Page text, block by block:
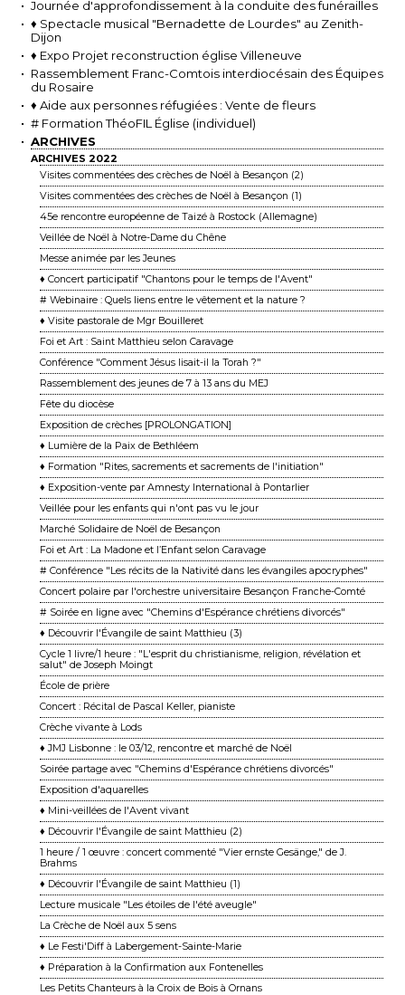
Journée d'approfondissement à la conduite des funérailles
♦ Spectacle musical "Bernadette de Lourdes" au Zenith-
Dijon
♦ Expo Projet reconstruction église Villeneuve
Rassemblement Franc-Comtois interdiocésain des Équipes
du Rosaire
♦ Aide aux personnes réfugiées : Vente de fleurs
# Formation ThéoFIL Église (individuel)
ARCHIVES
ARCHIVES 2022
Visites commentées des crèches de Noël à Besançon (2)
Visites commentées des crèches de Noël à Besançon (1)
45e rencontre européenne de Taizé à Rostock (Allemagne)
Veillée de Noël à Notre-Dame du Chêne
Messe animée par les Jeunes
♦ Concert participatif "Chantons pour le temps de l'Avent"
# Webinaire : Quels liens entre le vêtement et la nature ?
♦ Visite pastorale de Mgr Bouilleret
Foi et Art : Saint Matthieu selon Caravage
Conférence "Comment Jésus lisait-il la Torah ?"
Rassemblement des jeunes de 7 à 13 ans du MEJ
Fête du diocèse
Exposition de crèches [PROLONGATION]
♦ Lumière de la Paix de Bethléem
♦ Formation "Rites, sacrements et sacrements de l'initiation"
♦ Exposition-vente par Amnesty International à Pontarlier
Veillée pour les enfants qui n'ont pas vu le jour
Marché Solidaire de Noël de Besançon
Foi et Art : La Madone et l’Enfant selon Caravage
# Conférence "Les récits de la Nativité dans les évangiles apocryphes"
Concert polaire par l'orchestre universitaire Besançon Franche-Comté
# Soirée en ligne avec "Chemins d'Espérance chrétiens divorcés"
♦ Découvrir l'Évangile de saint Matthieu (3)
Cycle 1 livre/1 heure : "L'esprit du christianisme, religion, révélation et
salut" de Joseph Moingt
École de prière
Concert : Récital de Pascal Keller, pianiste
Crèche vivante à Lods
♦ JMJ Lisbonne : le 03/12, rencontre et marché de Noël
Soirée partage avec "Chemins d'Espérance chrétiens divorcés"
Exposition d'aquarelles
♦ Mini-veillées de l'Avent vivant
♦ Découvrir l'Évangile de saint Matthieu (2)
1 heure / 1 œuvre : concert commenté "Vier ernste Gesänge," de J.
Brahms
♦ Découvrir l'Évangile de saint Matthieu (1)
Lecture musicale "Les étoiles de l'été aveugle"
La Crèche de Noël aux 5 sens
♦ Le Festi'Diff à Labergement-Sainte-Marie
♦ Préparation à la Confirmation aux Fontenelles
Les Petits Chanteurs à la Croix de Bois à Ornans